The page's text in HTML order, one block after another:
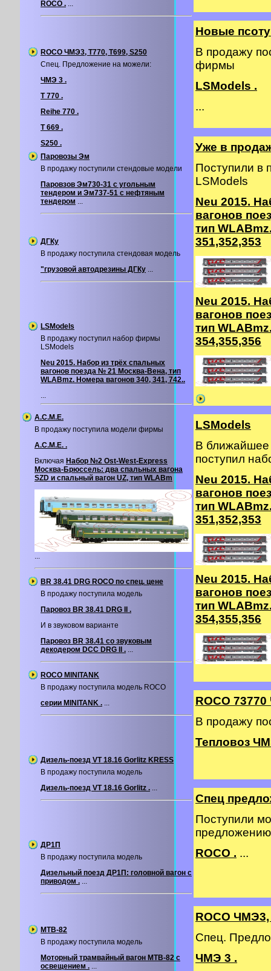
ROCO . ...
ROCO ЧМЭ3, T770, T699, S250
Спец. Предложение на можели:
ЧМЭ 3 .
T 770 .
Reihe 770 .
T 669 .
S250 .
Паровозы Эм
В продажу поступили стендовые модели
Паровзов Эм730-31 с угольным
тендером и Эм737-51 с нефтяным
тендером ...
ДГКу
В продажу поступила стендовая модель
"грузовой автодрезины ДГКу ...
LSModels
В продажу поступил набор фирмы
LSModels
Neu 2015. Набор из трёх спальных
вагонов поезда № 21 Москва-Вена, тип
WLABmz. Номера вагонов 340, 341, 742..
...
A.C.M.E.
В продажу поступила модели фирмы
A.C.M.E. .
Включая Набор №2 Ost-West-Express
Москва-Брюссель: два спальных вагона
SZD и спальный вагон UZ, тип WLABm
...
BR 38.41 DRG ROCO по спец. цене
В продажу поступила модель
Паровоз BR 38.41 DRG II .
И в звуковом варианте
Паровоз BR 38.41 со звуковым
декодером DCC DRG II . ...
ROCO MINITANK
В продажу поступила модель ROCO
серии MINITANK . ...
Дизель-поезд VT 18.16 Gorlitz KRESS
В продажу поступила модель
Дизель-поезд VT 18.16 Gorlitz . ...
ДР1П
В продажу поступила модель
Дизельный поезд ДР1П: головной вагон с
приводом . ...
МТВ-82
В продажу поступила модель
Моторный трамвайный вагон МТВ-82 с
освещением . ...
Новые
В продажу
фирмы
LSModels .
...
Уже в
Поступили
LSModels
Neu 2015.
вагонов
тип
351,352,353
Neu 2015.
вагонов
тип
354,355,356
LSModels
В ближайшее
поступил
Neu 2015.
вагонов
тип
351,352,353
Neu 2015.
вагонов
тип
354,355,356
ROCO
В продажу
Тепловоз
Спец
Поступили
ROCO . ...
ROCO ЧМЭ3,
Спец.
ЧМЭ 3 .